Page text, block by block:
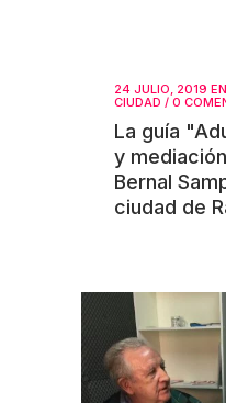
24 JULIO, 2019 EN
CIUDAD / 0
La guía
y
Bernal
ciudad de